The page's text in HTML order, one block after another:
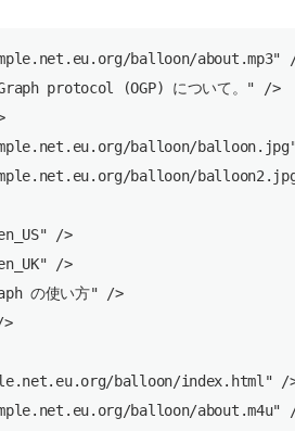
balloon/about.mp3"
protocol (OGP) について。" />
balloon/
balloon/
/>
/>
の使い方" />
balloon/index.html" /